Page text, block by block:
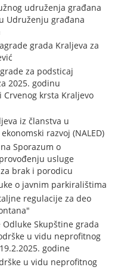
udruženja građana
Udruženju građana
grada Kraljeva za
za podsticaj
2025. godinu
krsta Kraljevo
iz članstva u
razvoj (NALED)
Sporazum o
usluge
brak i porodicu
o javnim parkiralištima
regulacije za deo
Skupštine grada
u vidu neprofitnog
godine
u vidu neprofitnog